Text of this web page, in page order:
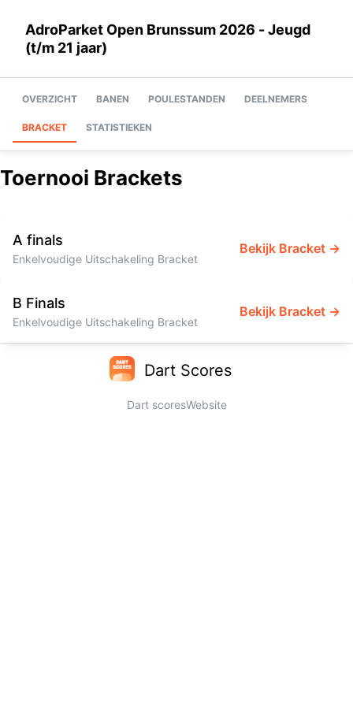
AdroParket Open Brunssum 2026 - Jeugd
(t/m 21 jaar)
OVERZICHT BANEN POULESTANDEN DEELNEMERS
BRACKET STATISTIEKEN
Toernooi Brackets
A finals
Enkelvoudige Uitschakeling Bracket
Bekijk Bracket →
B Finals
Enkelvoudige Uitschakeling Bracket
Bekijk Bracket →
Dart Scores
Dart scoresWebsite